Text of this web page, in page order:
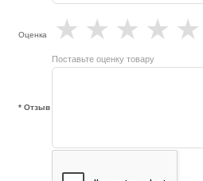
Оценка ★
★
★
★
★
Поставьте оценку товару
* Отзыв